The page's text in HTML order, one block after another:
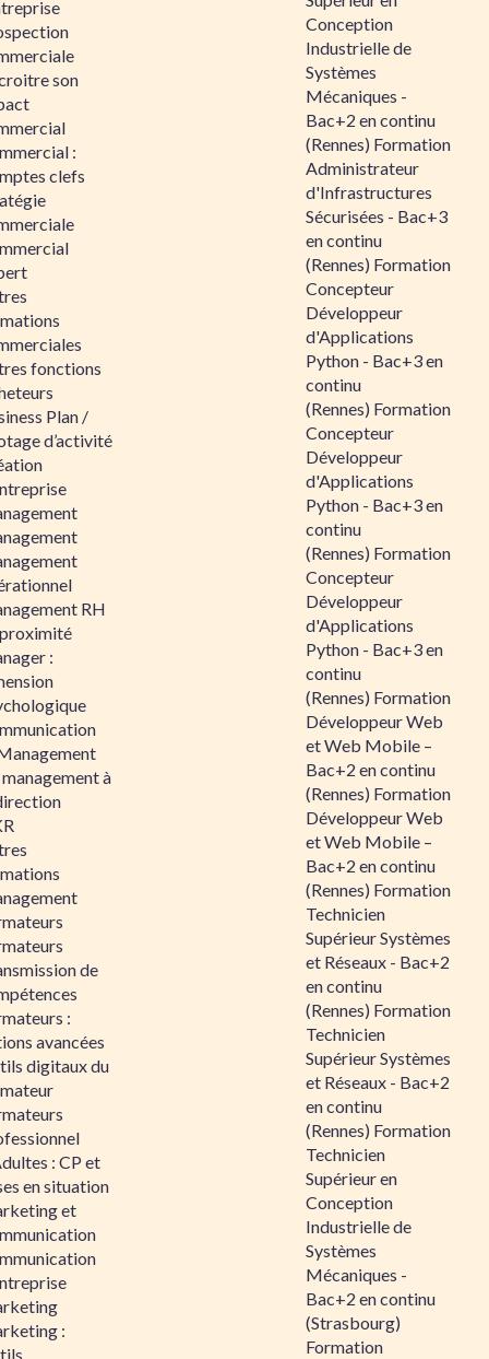
son
:
clefs
fonctions
Plan /
d’activité
RH
:
à
de
:
avancées
digitaux du
: CP et
en situation
et
:
Conception
Industrielle de
Systèmes
Mécaniques -
Bac+2 en continu
(Rennes) Formation
Administrateur
d'Infrastructures
Sécurisées - Bac+3
en continu
(Rennes) Formation
Concepteur
Développeur
d'Applications
Python - Bac+3 en
continu
(Rennes) Formation
Concepteur
Développeur
d'Applications
Python - Bac+3 en
continu
(Rennes) Formation
Concepteur
Développeur
d'Applications
Python - Bac+3 en
continu
(Rennes) Formation
Développeur Web
et Web Mobile –
Bac+2 en continu
(Rennes) Formation
Développeur Web
et Web Mobile –
Bac+2 en continu
(Rennes) Formation
Technicien
Supérieur Systèmes
et Réseaux - Bac+2
en continu
(Rennes) Formation
Technicien
Supérieur Systèmes
et Réseaux - Bac+2
en continu
(Rennes) Formation
Technicien
Supérieur en
Conception
Industrielle de
Systèmes
Mécaniques -
Bac+2 en continu
(Strasbourg)
Formation